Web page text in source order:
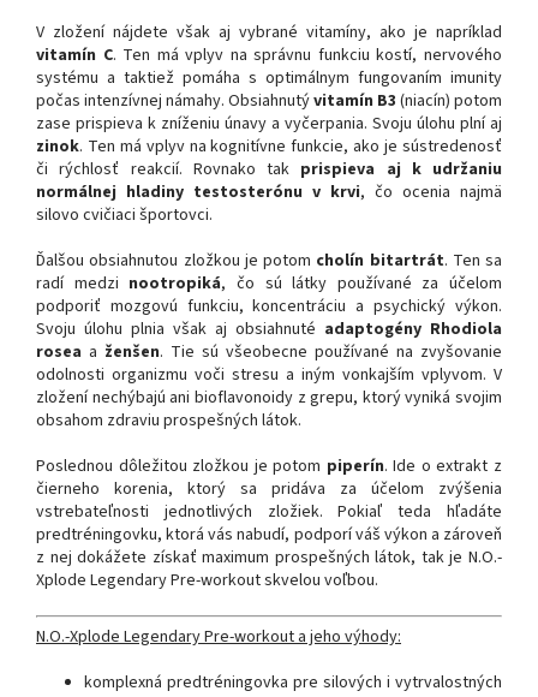
V zložení nájdete však aj vybrané vitamíny, ako je napríklad
vitamín C. Ten má vplyv na správnu funkciu kostí, nervového
systému a taktiež pomáha s optimálnym fungovaním imunity
počas intenzívnej námahy. Obsiahnutývitamín B3 (niacín) potom
zase prispieva k zníženiu únavy a vyčerpania. Svoju úlohu plní aj
zinok. Ten má vplyv na kognitívne funkcie, ako je sústredenosť
či rýchlosť reakcií. Rovnako tak prispieva aj k udržaniu
normálnej hladiny testosterónu v krvi, čo ocenia najmä
silovo cvičiaci športovci.
Ďalšou obsiahnutou zložkou je potom cholín bitartrát. Ten sa
radí medzi nootropiká, čo sú látky používané za účelom
podporiť mozgovú funkciu, koncentráciu a psychický výkon.
Svoju úlohu plnia však aj obsiahnuté adaptogény Rhodiola
rosea a ženšen. Tie sú všeobecne používané na zvyšovanie
odolnosti organizmu voči stresu a iným vonkajším vplyvom. V
zložení nechýbajú ani bioflavonoidy z grepu, ktorý vyniká svojim
obsahom zdraviu prospešných látok.
Poslednou dôležitou zložkou je potom piperín. Ide o extrakt z
čierneho korenia, ktorý sa pridáva za účelom zvýšenia
vstrebateľnosti jednotlivých zložiek. Pokiaľ teda hľadáte
predtréningovku, ktorá vás nabudí, podporí váš výkon a zároveň
z nej dokážete získať maximum prospešných látok, tak je N.O.-
Xplode Legendary Pre-workout skvelou voľbou.
N.O.-Xplode Legendary Pre-workout a jeho výhody:
komplexná predtréningovka pre silových i vytrvalostných